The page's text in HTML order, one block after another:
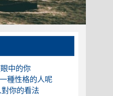
中的你
種性格的人呢
你的看法